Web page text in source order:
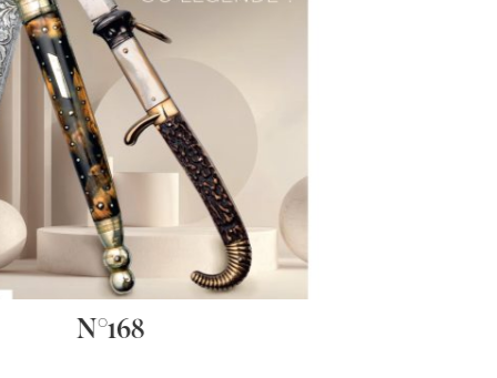
N°168
N°169
N°169